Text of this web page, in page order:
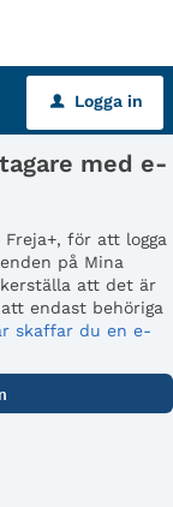
u Logga in
med e-
för att logga
på Mina
att det är
endast behöriga
skaffar du en e-